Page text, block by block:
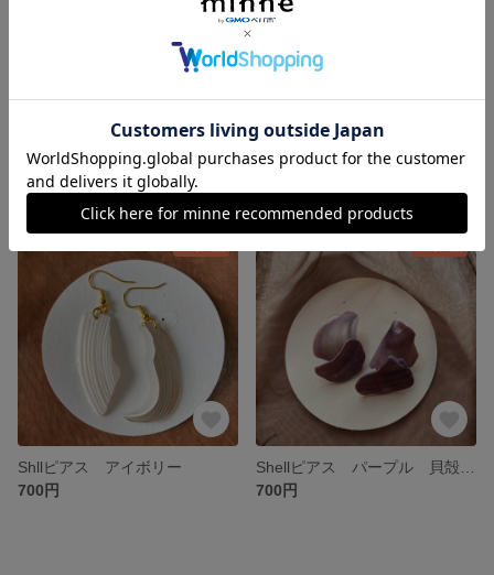
マスクチャーム 2個セット シーグラス アクセサリー ターコイズ ブルー
500円
Shellピアス ハンドメイド
700円
Shllピアス アイボリー
700円
700円